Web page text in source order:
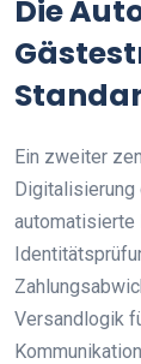
Die
Ein zweiter
Digitalisierung
automatisierte
Versandlogik